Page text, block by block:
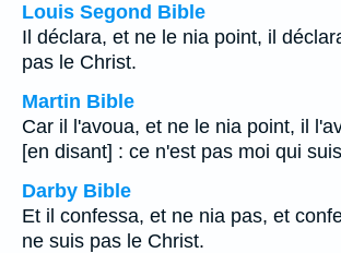
Louis Segond Bible
Il déclara, et ne le nia point, il
pas le Christ.
Martin Bible
Car il l'avoua, et ne le nia point, il
[en disant] : ce n'est pas moi qui
Darby Bible
Et il confessa, et ne nia pas, et
ne suis pas le Christ.